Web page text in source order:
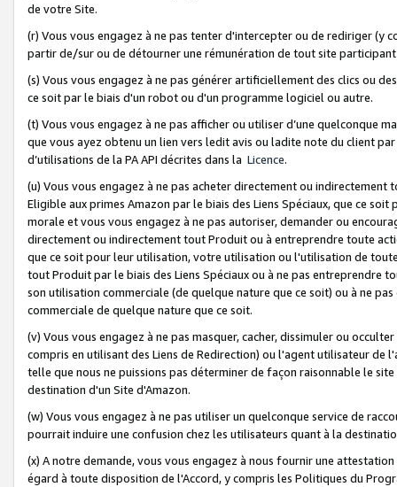
de votre Site.
(r) Vous vous engagez à ne pas tenter d'intercepter ou de rediriger
partir de/sur ou de détourner une rémunération de tout site
(s) Vous vous engagez à ne pas générer artificiellement des clics ou
ce soit par le biais d'un robot ou d'un programme logiciel ou autre.
(t) Vous vous engagez à ne pas afficher ou utiliser d’une quelconque
que vous ayez obtenu un lien vers ledit avis ou ladite note du client
d’utilisations de la PA API décrites dans la Licence.
(u) Vous vous engagez à ne pas acheter directement ou
Eligible aux primes Amazon par le biais des Liens Spéciaux, que ce
morale et vous vous engagez à ne pas autoriser, demander ou
directement ou indirectement tout Produit ou à entreprendre toute
que ce soit pour leur utilisation, votre utilisation ou l'utilisation de
tout Produit par le biais des Liens Spéciaux ou à ne pas entreprendre
son utilisation commerciale (de quelque nature que ce soit) ou à ne
commerciale de quelque nature que ce soit.
(v) Vous vous engagez à ne pas masquer, cacher, dissimuler ou
compris en utilisant des Liens de Redirection) ou l'agent utilisateur
telle que nous ne puissions pas déterminer de façon raisonnable le
destination d'un Site d'Amazon.
(w) Vous vous engagez à ne pas utiliser un quelconque service de
pourrait induire une confusion chez les utilisateurs quant à la
(x) A notre demande, vous vous engagez à nous fournir une
égard à toute disposition de l'Accord, y compris les Politiques du